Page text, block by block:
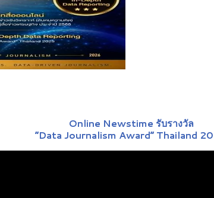
Online Newstime รับรางวัล
“Data Journalism Award” Thailand